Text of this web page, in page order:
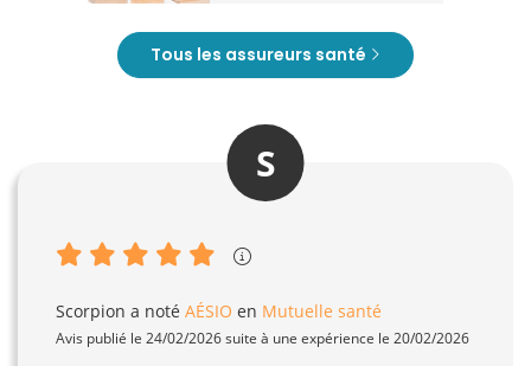
Tous les assureurs santé
S
Scorpion a noté AÉSIO en Mutuelle santé
Avis publié le 24/02/2026 suite à une expérience le 20/02/2026